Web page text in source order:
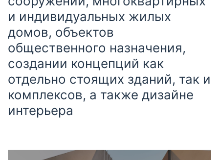
и индивидуальных жилых
домов, объектов
общественного назначения,
создании концепций как
отдельно стоящих зданий, так и
комплексов, а также дизайне
интерьера